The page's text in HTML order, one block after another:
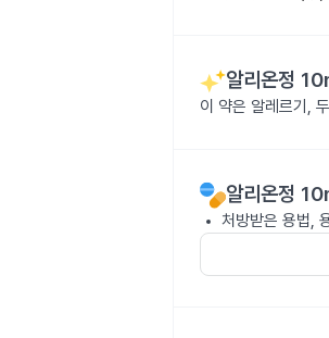
알리온정
이 약은 알레르기,
알리온정
처방받은 용법,